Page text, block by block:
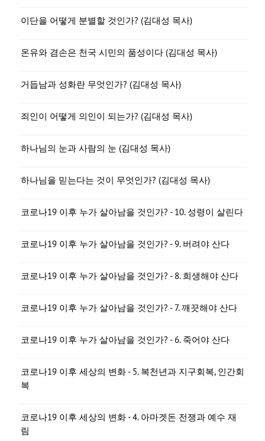
이단을 어떻게 분별할 것인가? (김대성 목사)
온유와 겸손은 천국 시민의 품성이다 (김대성 목사)
거듭남과 성화란 무엇인가? (김대성 목사)
죄인이 어떻게 의인이 되는가? (김대성 목사)
하나님의 눈과 사람의 눈 (김대성 목사)
하나님을 믿는다는 것이 무엇인가? (김대성 목사)
코로나19 이후 누가 살아남을 것인가? - 10. 성령이 살린다
코로나19 이후 누가 살아남을 것인가? - 9. 버려야 산다
코로나19 이후 누가 살아남을 것인가? - 8. 희생해야 산다
코로나19 이후 누가 살아남을 것인가? - 7. 깨끗해야 산다
코로나19 이후 누가 살아남을 것인가? - 6. 죽어야 산다
코로나19 이후 세상의 변화 - 5. 복천년과 지구회복, 인간회
복
코로나19 이후 세상의 변화 - 4. 아마겟돈 전쟁과 예수 재
림